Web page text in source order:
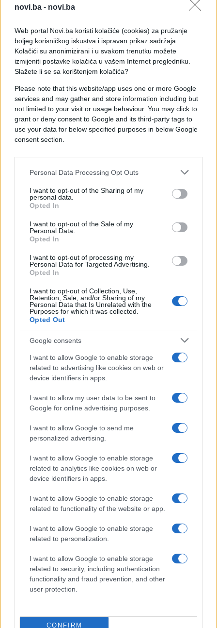
novi.ba - novi.ba
Web portal Novi.ba koristi kolačiće (cookies) za pružanje
boljeg korisničkog iskustva i ispravan prikaz sadržaja.
Kolačići su anonimizirani i u svakom trenutku možete
izmijeniti postavke kolačića u vašem Internet pregledniku.
Slažete li se sa korištenjem kolačića?
Please note that this website/app uses one or more Google
services and may gather and store information including but
not limited to your visit or usage behaviour. You may click to
grant or deny consent to Google and its third-party tags to
use your data for below specified purposes in below Google
consent section.
Personal Data Processing Opt Outs
I want to opt-out of the Sharing of my
personal data.
Opted In
I want to opt-out of the Sale of my
Personal Data.
Opted In
I want to opt-out of processing my
Personal Data for Targeted Advertising.
Opted In
I want to opt-out of Collection, Use,
Retention, Sale, and/or Sharing of my
Personal Data that Is Unrelated with the
Purposes for which it was collected.
Opted Out
Google consents
I want to allow Google to enable storage
related to advertising like cookies on web or
device identifiers in apps.
I want to allow my user data to be sent to
Google for online advertising purposes.
I want to allow Google to send me
personalized advertising.
I want to allow Google to enable storage
related to analytics like cookies on web or
device identifiers in apps.
I want to allow Google to enable storage
related to functionality of the website or app.
I want to allow Google to enable storage
related to personalization.
I want to allow Google to enable storage
related to security, including authentication
functionality and fraud prevention, and other
user protection.
CONFIRM
naložila svom sinu Charlesu Adelsonu da se
zavjere, koja je koštala preko 100.000 dolara.
Prema sudskim dokumentima, Adelson je živjela sa
suprugom u luksuznom stanu u Miamiju, a porodica
je imala sredstva da finansira zavjeru zajedno sa
svojim sinom, koji je s njima radio u uspješnoj
porodičnoj stomatološkoj ordinaciji.
Dvojica plaćenih ubica uhapšena su 2016. godine,
ali je bilo potrebno nekoliko godina i sprovođenje
tajne operacije FBI-a prije nego što je Charles
terminalu Međunarodnog aerodroma u Miamiju,
samo nekoliko dana nakon osude njenog sina.
Adelson i njen suprug dobili su ubrzane vize nakon
osude i rezervisali karte u jednom pravcu za
Vijetnam, zemlju koja nema sporazum o ekstradiciji
sa Sjedinjenim Američkim Državama. Neposredno
prije njenog hapšenja, snimljeno je kako razgovara
telefonom sa Charlesom, koji je bio u zatvoru, o
ekstradiciji, navodi se u izvještaju.
Njen suprug i njihova kćerka Wendi, supruga žrtve,
nisu optuženi u vezi s ubistvom Markela.
Motiv – želja da djeca budu bliže
baki
Godine 2013, nakon što je razvod bio finaliziran,
Wendi Adelson, koja je i sama advokatica, nadala
bi bili bliže njenom bratu i roditeljima. Međutim,
sudija joj je zabranio da djecu odvede daleko od
Markela, koji je živio u Tallahasseeju. Tužioci iz
Floride tvrde da je Dona Adelson bila arhitekt plana
da ukloni Markela, odlučna da svoju kćerku i unuke
U e-mailovima iz vremena razvoda, Dona Adelson
milion dolara da dopusti djeci preseljenje. Dona je
rekla da bi troškove podijelila s Wendi i njenim
bratom Charlesom. Wendi je svjedočila na suđenju
da nikada nije ponudila Markelu novac, niti je to
učinila njena porodica, koliko je ona znala.
Adelson da posjećuje svoje unuke. Markel je tvrdio